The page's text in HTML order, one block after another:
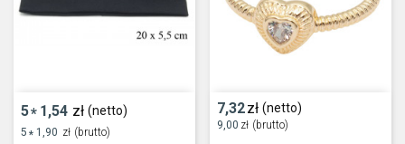
5* 1,54 zł (netto)
5 * 1,90 zł (brutto)
7,32zł (netto)
9,00 zł (brutto)